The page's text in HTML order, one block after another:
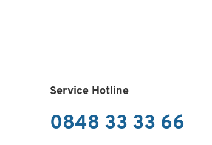
Service Hotline
0848 33 33 66